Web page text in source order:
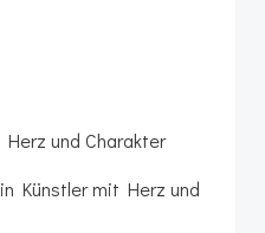
und Charakter
Künstler mit Herz und